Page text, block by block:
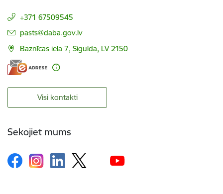
+371 67509545
E-pasts:
pasts@daba.gov.lv
Baznīcas iela 7, Sigulda, LV 2150
Visi kontakti
Sekojiet mums